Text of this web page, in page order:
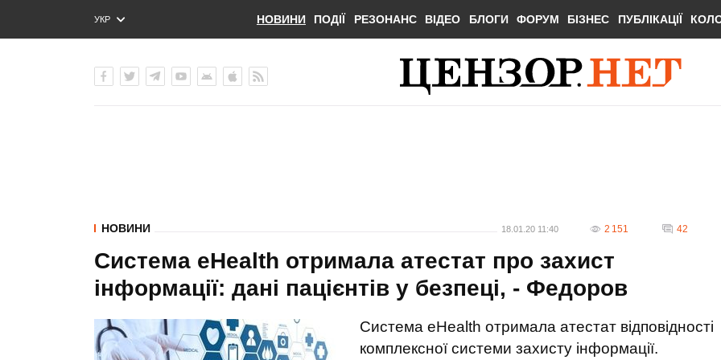
УКР
ENG
НОВИНИ ПОДІЇ РЕЗОНАНС ВІДЕО БЛОГИ ФОРУМ БІЗНЕС ПУБЛІКАЦІЇ
НОВИНИ 18.01.20 11:40 2 151 42
Система eHealth отримала атестат про захист
інформації: дані пацієнтів у безпеці, - Федоров
Система eHealth отримала атестат відповідності
комплексної системи захисту інформації.